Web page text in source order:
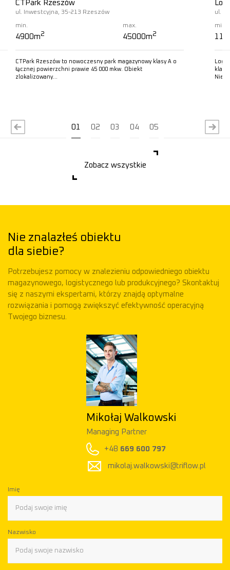
CTPark Rzeszów
ul. Inwestcyjna, 35-213 Rzeszów
min.
4900m2
max.
45000m2
CTPark Rzeszów to nowoczesny park magazynowy klasy A o
łącznej powierzchni prawie 45 000 mkw. Obiekt
zlokalizowany…
ul.
min.
klasy
01 02 03 04 05
Zobacz wszystkie
Nie znalazłeś obiektu
dla siebie?
Potrzebujesz pomocy w znalezieniu odpowiedniego obiektu
magazynowego, logistycznego lub produkcyjnego? Skontaktuj
się z naszymi ekspertami, którzy znajdą optymalne
rozwiązania i pomogą zwiększyć efektywność operacyjną
Twojego biznesu.
Mikołaj Walkowski
Managing Partner
669 600 797
mikolaj.walkowski@triflow.pl
Imię
Nazwisko